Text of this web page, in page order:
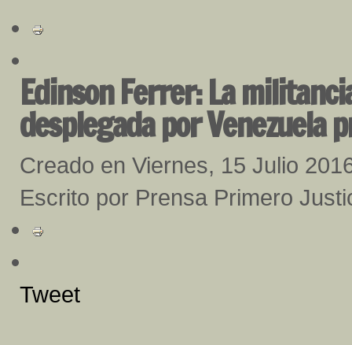
Edinson Ferrer: La
desplegada por Venezuela
Creado en Viernes, 15 Julio
Escrito por Prensa Primero
Tweet